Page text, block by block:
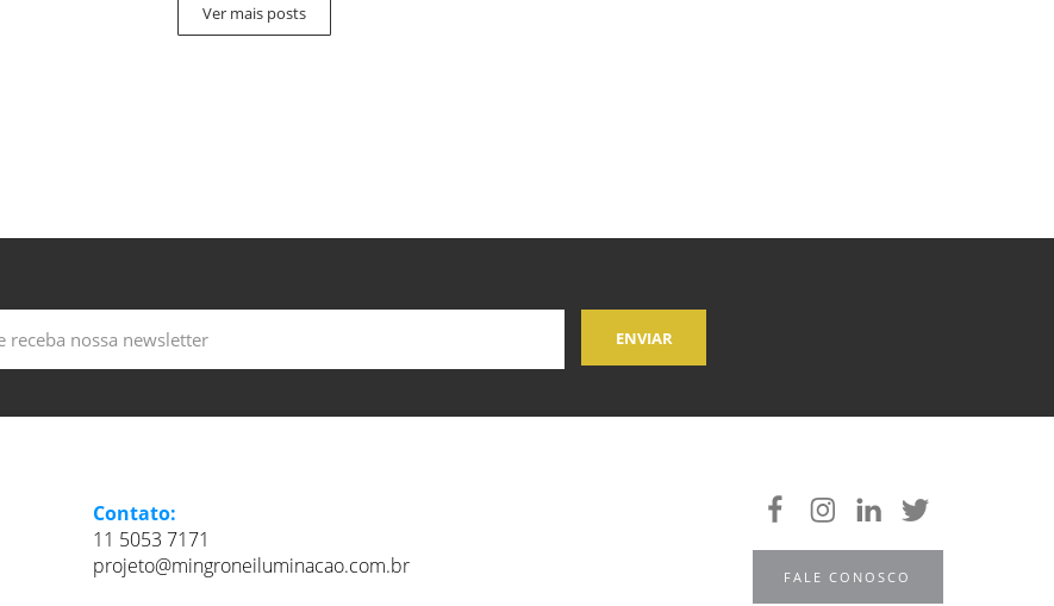
Ver mais posts
Contato:
11 5053 7171
projeto@mingroneiluminacao.com.br
FALE CONOSCO